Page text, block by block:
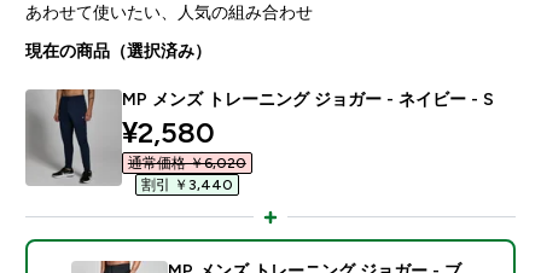
あわせて使いたい、人気の組み合わせ
現在の商品（選択済み）
MP メンズ トレーニング ジョガー - ネイビー - S
discounted price
¥2,580‎
通常価格 ￥6,020‎
割引 ￥3,440‎